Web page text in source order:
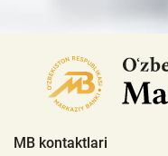
MB kontaktlari